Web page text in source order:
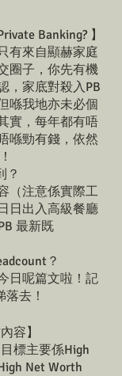
Banking? 】
有來自顯赫家庭
圈子，你先有機
，家底對殺入PB
喺我地亦未必個
實，每年都有唔
喺勁有錢，依然
？
（注意係實際工
日出入高級餐廳
最新既
？
日呢篇文啦！記
去！
容】
標主要係High
Net Worth